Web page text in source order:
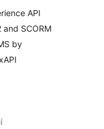
API
and SCORM
by